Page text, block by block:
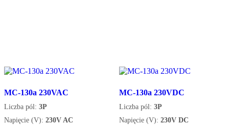
MC-130a 230VAC
Liczba pól: 3P
Napięcie (V): 230V AC
MC-130a 230VDC
Liczba pól: 3P
Napięcie (V): 230V DC